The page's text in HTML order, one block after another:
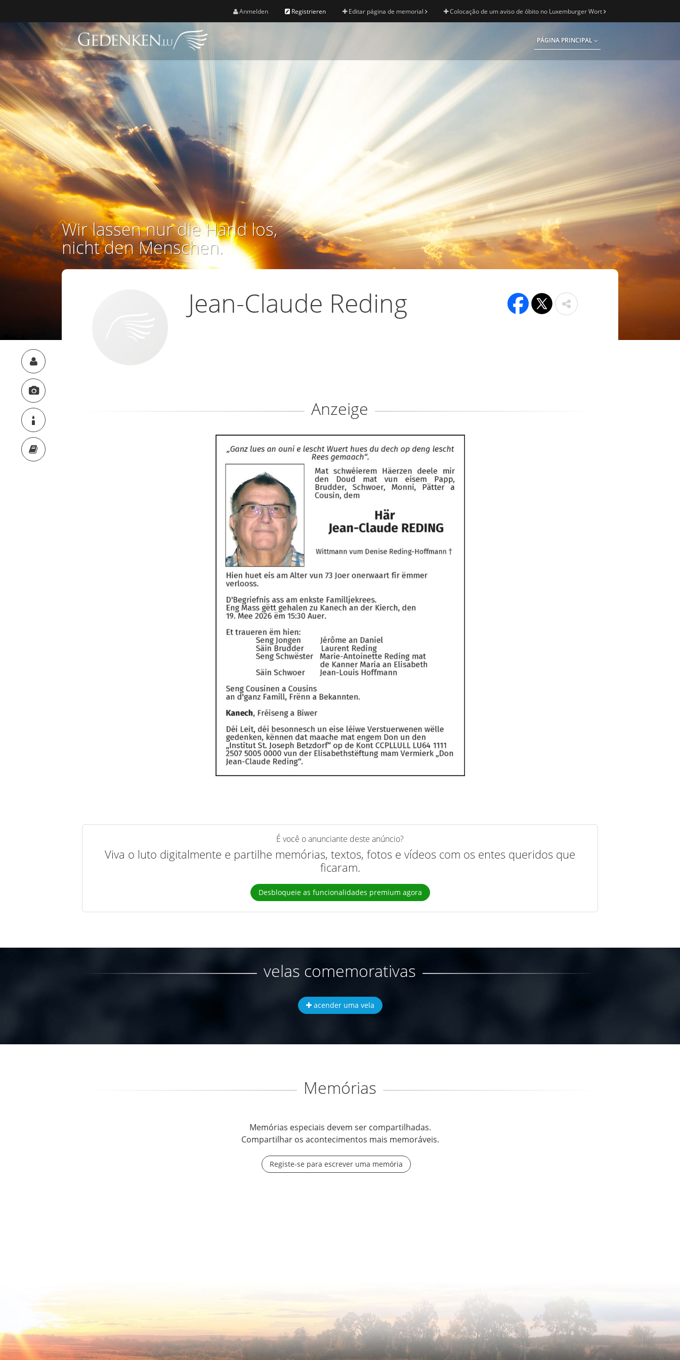
Anmelden Registrieren Editar página de memorial Colocação de um aviso de óbito no Luxemburger Wort
PÁGINA PRINCIPAL
Wir lassen nur die Hand los,
nicht den Menschen.
Jean-Claude Reding
Anzeige
É você o anunciante deste anúncio?
Viva o luto digitalmente e partilhe memórias, textos, fotos e vídeos com os entes queridos que
ficaram.
Desbloqueie as funcionalidades premium agora
velas comemorativas
acender uma vela
Memórias
Memórias especiais devem ser compartilhadas.
Compartilhar os acontecimentos mais memoráveis.
Registe-se para escrever uma memória